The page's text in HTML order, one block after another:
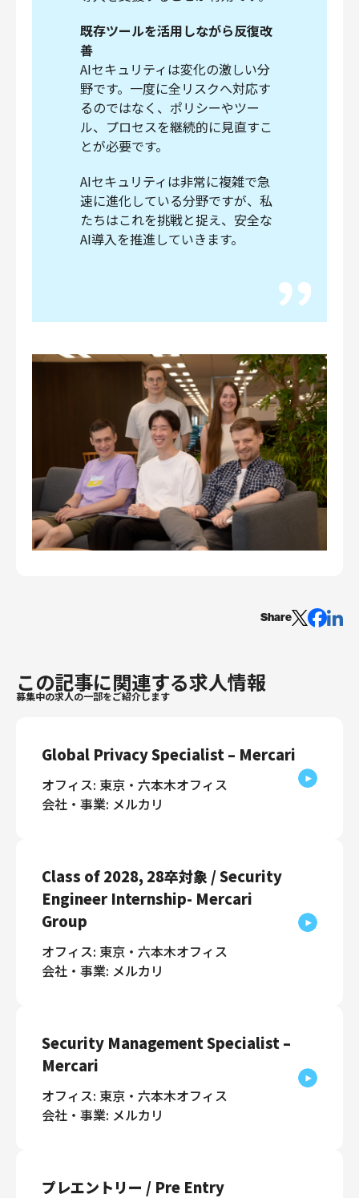
既存ツールを活用しながら反復改
善
AIセキュリティは変化の激しい分
野です。一度に全リスクへ対応す
るのではなく、ポリシーやツー
ル、プロセスを継続的に見直すこ
とが必要です。
AIセキュリティは非常に複雑で急
速に進化している分野ですが、私
たちはこれを挑戦と捉え、安全な
AI導入を推進していきます。
Share
この記事に関連する求人情報
募集中の求人の一部をご紹介します
Global Privacy Specialist – Mercari
オフィス: 東京・六本木オフィス
会社・事業: メルカリ
Class of 2028, 28卒対象 / Security
Engineer Internship- Mercari
Group
オフィス: 東京・六本木オフィス
会社・事業: メルカリ
Security Management Specialist –
Mercari
オフィス: 東京・六本木オフィス
会社・事業: メルカリ
プレエントリー / Pre Entry